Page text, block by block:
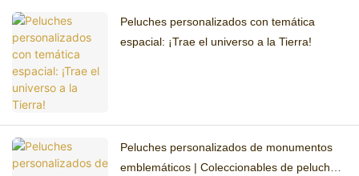
Peluches personalizados con temática
espacial: ¡Trae el universo a la Tierra!
Peluches personalizados de monumentos
emblemáticos | Coleccionables de peluche